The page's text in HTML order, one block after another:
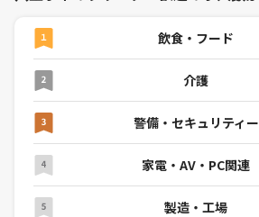
飲食・フード
介護
警備・セキュリティー
家電・AV・PC関連
製造・工場